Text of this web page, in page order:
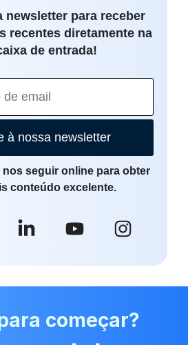
newsletter para receber
recentes diretamente na
de entrada!
à nossa newsletter
nos seguir online para obter
conteúdo excelente.
começar?